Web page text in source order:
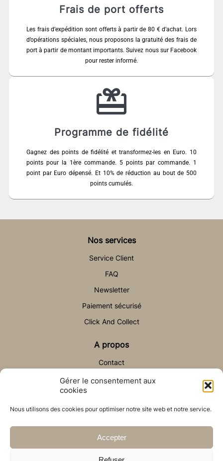
Gérer le consentement aux
cookies
Nous utilisons des cookies pour optimiser notre site web et notre service.
Accepter
Frais de port offerts
Les frais d’expédition sont offerts à partir de 80 € d’achat. Lors
d’opérations spéciales, nous proposons la gratuité des frais de
port à partir de montant importants. Suivez nous sur Facebook
pour rester informé.
Programme de fidélité
Gagnez des points de fidélité et transformez-les en Euro. 10
points pour la 1ère commande. 5 points par commande. 1
point par Euro dépensé. Et 10% de réduction au bout de 500
points cumulés.
Nos services
Service Client
FAQ
Newsletter
Paiement sécurisé
Click And Collect
A propos
Contact
Aide & Contact